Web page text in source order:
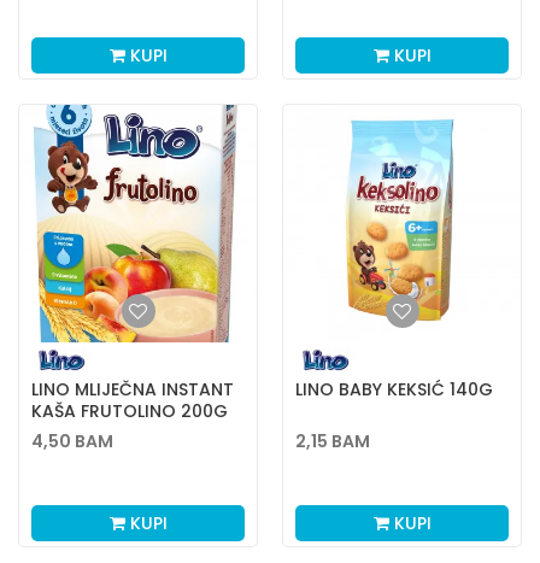
KUPI KUPI
LINO MLIJEČNA INSTANT
KAŠA FRUTOLINO 200G
4,50 BAM
KUPI
LINO BABY KEKSIĆ 140G
2,15 BAM
KUPI